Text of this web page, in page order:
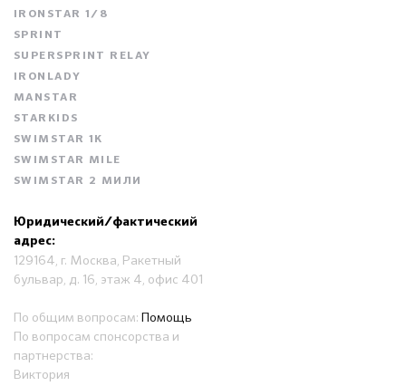
IRONSTAR 1/8
SPRINT
SUPERSPRINT RELAY
IRONLADY
MANSTAR
STARKIDS
SWIMSTAR 1K
SWIMSTAR MILE
SWIMSTAR 2 МИЛИ
Юридический/фактический
адрес:
129164, г. Москва, Ракетный
бульвар, д. 16, этаж 4, офис 401
По общим вопросам: Помощь
По вопросам спонсорства и
партнерства:
Виктория